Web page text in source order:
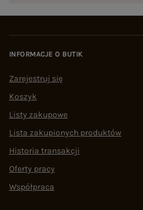
INFORMACJE O BUTIK
Zarejestruj się
Koszyk
Listy zakupowe
Lista zakupionych produktów
Historia transakcji
Oferty pracy
Współpraca